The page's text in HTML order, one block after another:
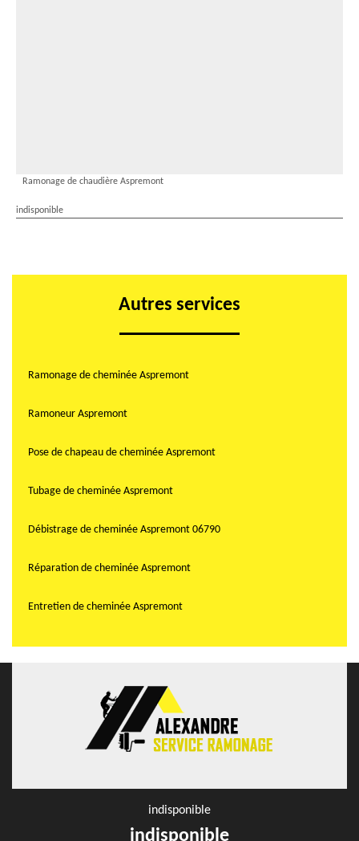
Ramonage de chaudière Aspremont
indisponible
Autres services
Ramonage de cheminée Aspremont
Ramoneur Aspremont
Pose de chapeau de cheminée Aspremont
Tubage de cheminée Aspremont
Débistrage de cheminée Aspremont 06790
Réparation de cheminée Aspremont
Entretien de cheminée Aspremont
indisponible
indisponible